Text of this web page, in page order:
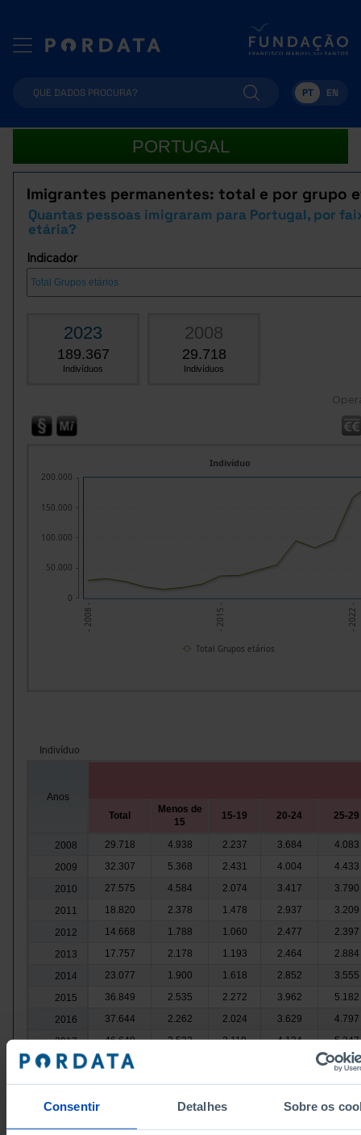
Consentir Detalhes Sobre os
PT EN
PORTUGAL
Imigrantes permanentes: total e por grupo
Quantas pessoas imigraram para Portugal, por
etária?
Indicador
2023
189.367
Indivíduos
2008
29.718
Indivíduos
- 2008 - - 2015 - - 2022 -
Indivíduo
0
50.000
100.000
150.000
200.000
Total Grupos etários
Indivíduo
Anos
Total
Menos de
15
15-19 20-24 25-29
2008 29.718 4.938 2.237 3.684
4.083
2009
32.307 5.368 2.431 4.004
4.433
2010
27.575 4.584 2.074 3.417
3.790
2011
18.820 2.378 1.478 2.937
3.209
2012
14.668 1.788 1.060 2.477
2.397
2013
17.757 2.178 1.193 2.464
2.884
2014
23.077 1.900 1.618 2.852
3.555
2015
36.849 2.535 2.272 3.962
5.182
2016
37.644 2.262 2.024 3.629
4.797
2017
46.649 2.522 2.119 4.124
5.347
2018
55.357
5.703
2019
95.382 4.682 2.448 7.217
8.900
2020
4.349 2.150 5.480
7.031
2021
97.119 7.351 3.805 7.792
10.491